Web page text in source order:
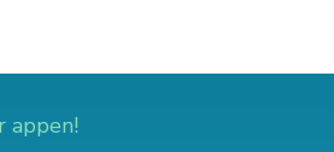
appen!